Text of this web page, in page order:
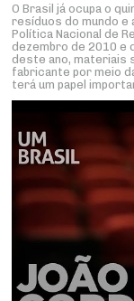
O Brasil já ocupa o
resíduos do mundo e
Política Nacional de
dezembro de 2010 e
deste ano, materiais
fabricante por meio
terá um papel